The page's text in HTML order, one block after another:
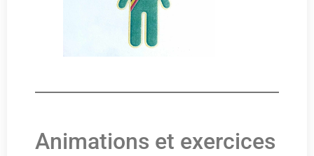
Animations et exercices